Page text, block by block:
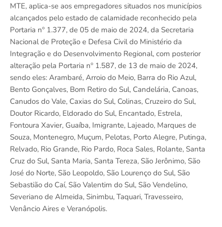
MTE, aplica-se aos empregadores situados nos municípios
alcançados pelo estado de calamidade reconhecido pela
Portaria nº 1.377, de 05 de maio de 2024, da Secretaria
Nacional de Proteção e Defesa Civil do Ministério da
Integração e do Desenvolvimento Regional, com posterior
alteração pela Portaria nº 1.587, de 13 de maio de 2024,
sendo eles: Arambaré, Arroio do Meio, Barra do Rio Azul,
Bento Gonçalves, Bom Retiro do Sul, Candelária, Canoas,
Canudos do Vale, Caxias do Sul, Colinas, Cruzeiro do Sul,
Doutor Ricardo, Eldorado do Sul, Encantado, Estrela,
Fontoura Xavier, Guaíba, Imigrante, Lajeado, Marques de
Souza, Montenegro, Muçum, Pelotas, Porto Alegre, Putinga,
Relvado, Rio Grande, Rio Pardo, Roca Sales, Rolante, Santa
Cruz do Sul, Santa Maria, Santa Tereza, São Jerônimo, São
José do Norte, São Leopoldo, São Lourenço do Sul, São
Sebastião do Caí, São Valentim do Sul, São Vendelino,
Severiano de Almeida, Sinimbu, Taquari, Travesseiro,
Venâncio Aires e Veranópolis.